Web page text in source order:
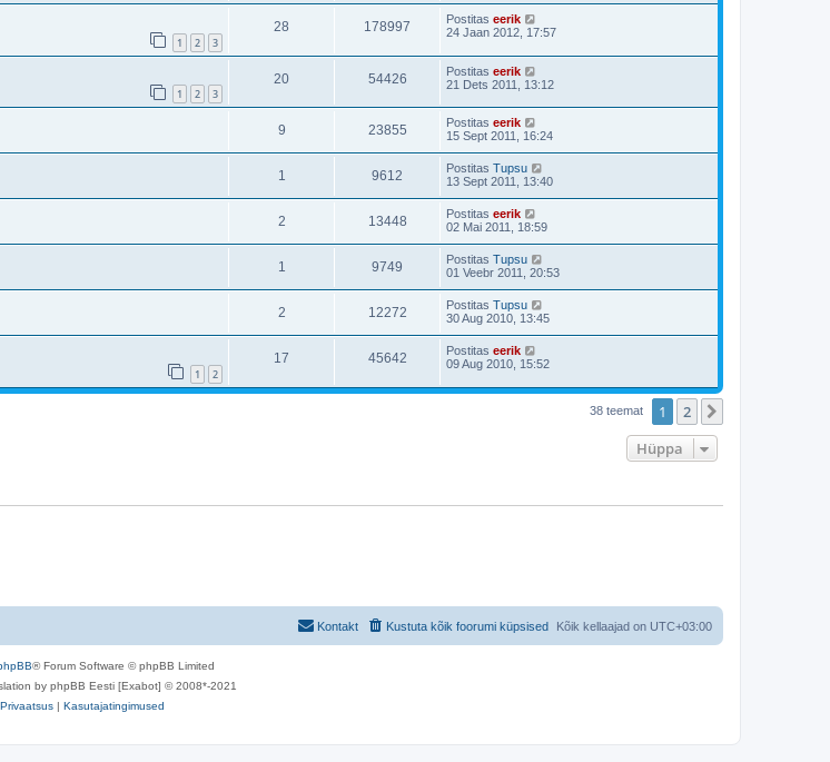
1 2 3
28 178997 Postitas eerik
24 Jaan 2012, 17:57
1 2 3
20 54426 Postitas eerik
21 Dets 2011, 13:12
9 23855 Postitas eerik
15 Sept 2011, 16:24
1 9612 Postitas Tupsu
13 Sept 2011, 13:40
2 13448 Postitas eerik
02 Mai 2011, 18:59
1 9749 Postitas Tupsu
01 Veebr 2011, 20:53
2 12272 Postitas Tupsu
30 Aug 2010, 13:45
1 2
17 45642 Postitas eerik
09 Aug 2010, 15:52
38 teemat 1 2
Hüppa
Kõik kellaajad on UTC+03:00
Kustuta kõik foorumi küpsised
Kontakt
® Forum Software © phpBB Limited
by phpBB Eesti [Exabot] © 2008*-2021
Privaatsus | Kasutajatingimused